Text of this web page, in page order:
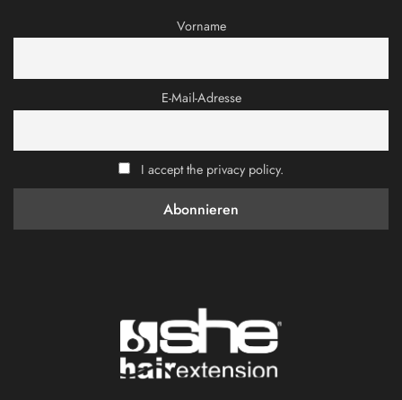
Vorname
E-Mail-Adresse
I accept the privacy policy.